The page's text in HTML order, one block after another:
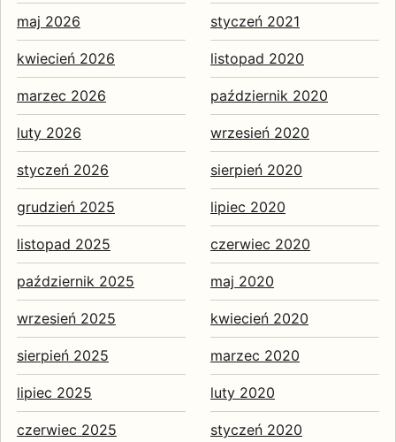
maj 2026
kwiecień 2026
marzec 2026
luty 2026
styczeń 2026
grudzień 2025
listopad 2025
październik 2025
wrzesień 2025
sierpień 2025
lipiec 2025
czerwiec 2025
styczeń 2021
listopad 2020
październik 2020
wrzesień 2020
sierpień 2020
lipiec 2020
czerwiec 2020
maj 2020
kwiecień 2020
marzec 2020
luty 2020
styczeń 2020